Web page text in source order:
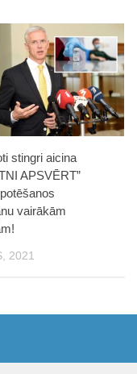
stingri aicina
APSVĒRT”
vairākām
2021